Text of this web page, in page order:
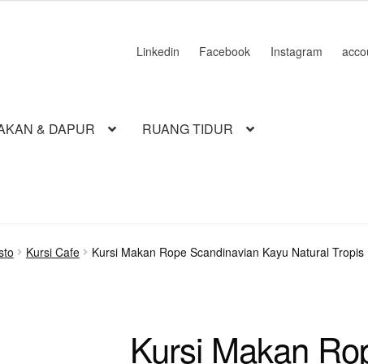
Linkedin Facebook Instagram
& DAPUR RUANG TIDUR
Kursi Cafe Kursi Makan Rope Scandinavian Kayu Natural Tropis
Kursi Makan